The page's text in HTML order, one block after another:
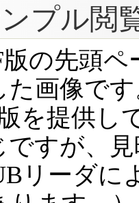
プル閲
版の先頭
た画像で
を提供し
ですが、
リーダに